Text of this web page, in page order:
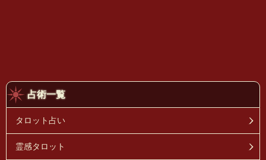
占術一覧
タロット占い
霊感タロット